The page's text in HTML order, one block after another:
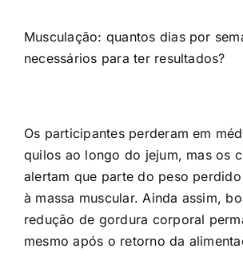
Musculação: quantos dias por
necessários para ter resultados?
Os participantes perderam em
quilos ao longo do jejum, mas os
alertam que parte do peso
à massa muscular. Ainda assim,
redução de gordura corporal
mesmo após o retorno da